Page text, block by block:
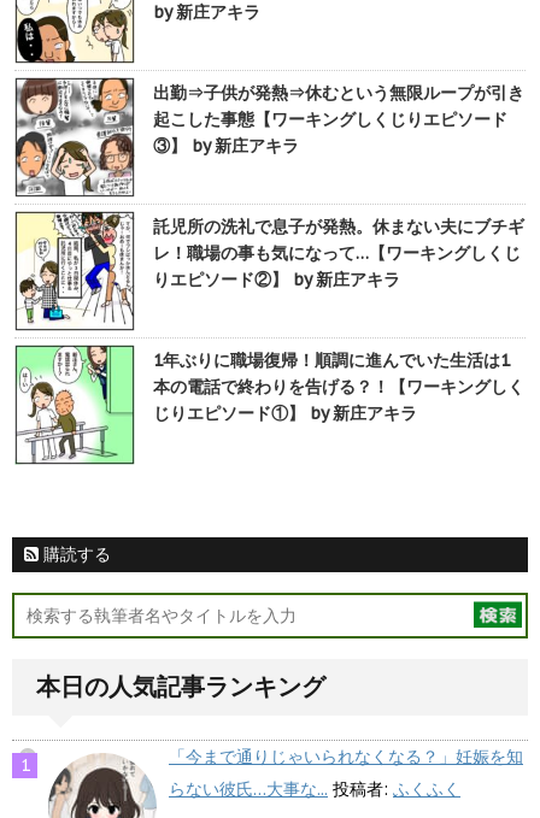
by 新庄アキラ
出勤⇒子供が発熱⇒休むという無限ループが引き
起こした事態【ワーキングしくじりエピソード
③】 by 新庄アキラ
託児所の洗礼で息子が発熱。休まない夫にブチギ
レ！職場の事も気になって…【ワーキングしくじ
りエピソード②】 by 新庄アキラ
1年ぶりに職場復帰！順調に進んでいた生活は1
本の電話で終わりを告げる？！【ワーキングしく
じりエピソード①】 by 新庄アキラ
購読する
本日の人気記事ランキング
「今まで通りじゃいられなくなる？」妊娠を知
らない彼氏…大事な... 投稿者: ふくふく